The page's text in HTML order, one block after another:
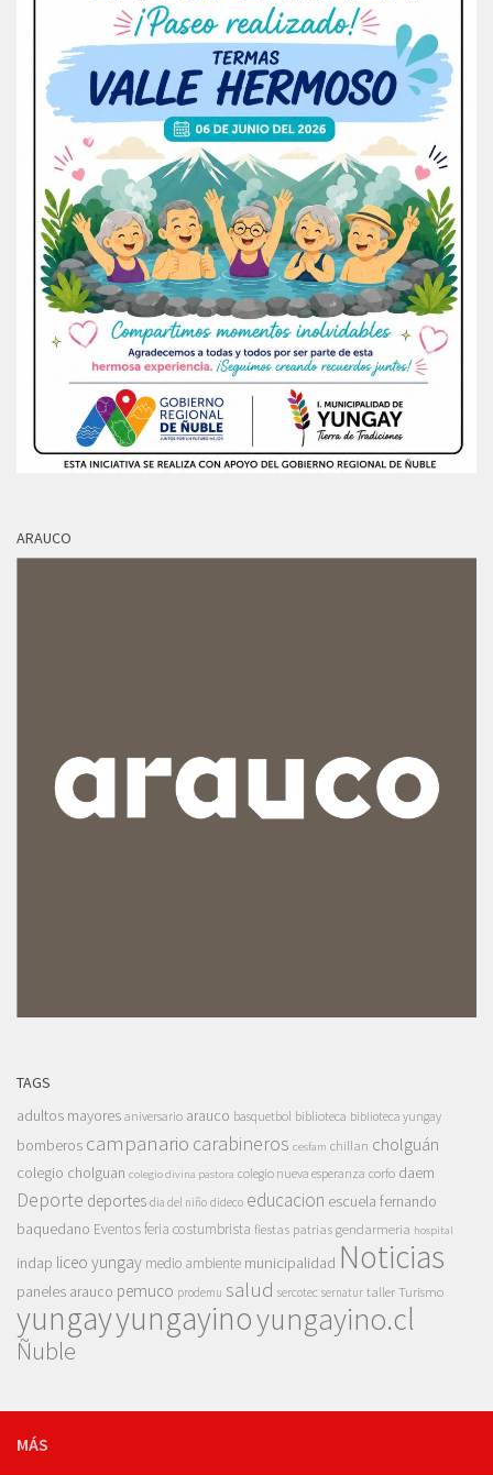
ARAUCO
TAGS
adultos mayores aniversario arauco basquetbol biblioteca biblioteca yungay
bomberos campanario carabineros cesfam chillan cholguán
colegio cholguan colegio divina pastora colegio nueva esperanza corfo daem
Deporte deportes dia del niño dideco educacion escuela fernando
baquedano Eventosferia costumbrista fiestas patrias gendarmeria hospital
indap liceo yungay medio ambiente municipalidad Noticias
paneles arauco pemuco prodemu salud sercotec sernatur taller Turismo
yungayyungayinoyungayino.cl
Ñuble
MÁS